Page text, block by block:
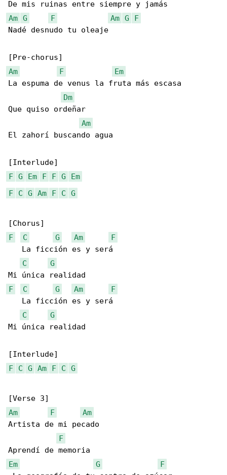
Am G F Am G
F
Nadé desnudo tu oleaje
Am
F
Em
La espuma de venus la fruta más escasa
Dm
Que quiso ordeñar
Am
El zahorí buscando agua
F G Em F F G
Em
F
C G Am F C G
F
C G Am
F
   La ficción es y será
C
G
F
C G Am
F
   La ficción es y será
C
G
Mi única realidad
F
C G Am F C G
Am
F
Am
Artista de mi pecado
F
Em
G
F